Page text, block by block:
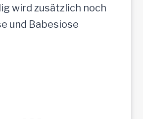
wird zusätzlich noch
und Babesiose